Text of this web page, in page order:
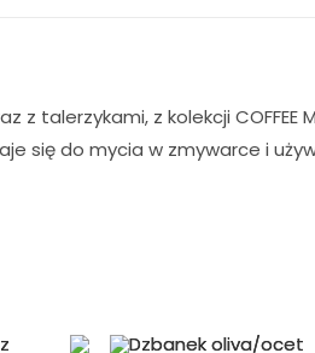
talerzykami, z kolekcji COFFEE
się do mycia w zmywarce i